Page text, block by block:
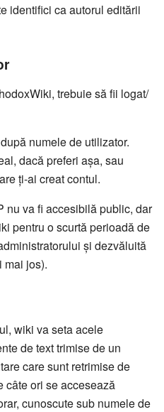
identifici ca autorul editării
trebuie să fii logat/
numele de utilizator.
dacă preferi așa, sau
ți-ai creat contul.
nu va fi accesibilă public, dar
pentru o scurtă perioadă de
și dezvăluită
mai jos).
wiki va seta acele
de text trimise de un
care sunt retrimise de
câte ori se accesează
cunoscute sub numele de